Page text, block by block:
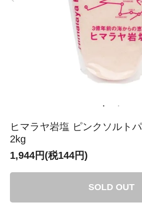
ヒマラヤ岩塩 ピンクソルト
2kg
1,944円(税144円)
SOLD OUT